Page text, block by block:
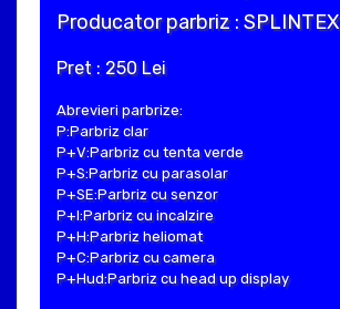
Producator parbriz : SPLINTEX
Pret : 250 Lei
Abrevieri parbrize:
P:Parbriz clar
P+V:Parbriz cu tenta verde
P+S:Parbriz cu parasolar
P+SE:Parbriz cu senzor
P+I:Parbriz cu incalzire
P+H:Parbriz heliomat
P+C:Parbriz cu camera
P+Hud:Parbriz cu head up display